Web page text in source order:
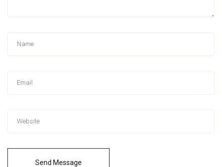
Send Message